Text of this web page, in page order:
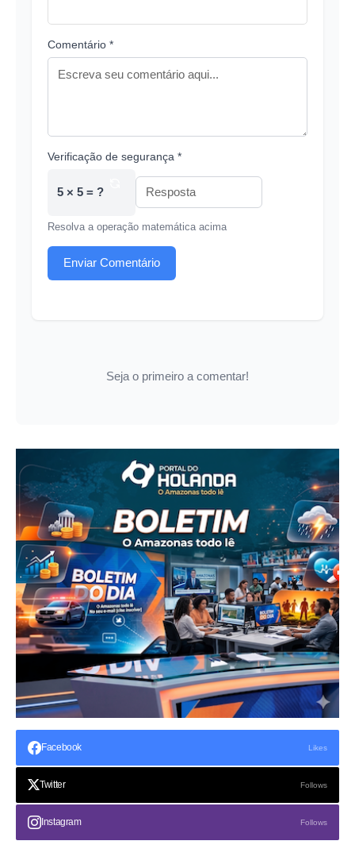
Comentário *
Verificação de segurança *
5 × 5 = ?
Resolva a operação matemática acima
Enviar Comentário
Seja o primeiro a comentar!
Facebook Likes
Twitter Follows
Instagram Follows